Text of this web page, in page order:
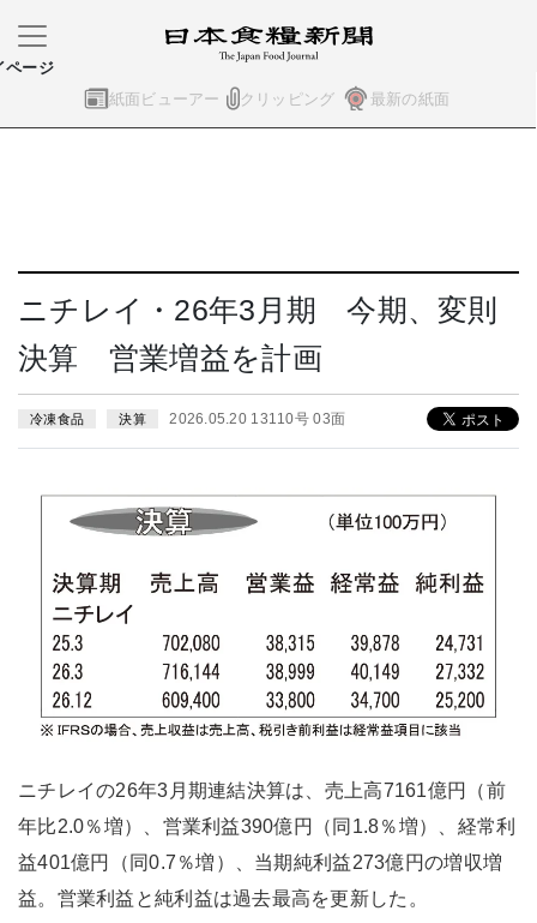
紙面ビューアー クリッピング 最新の紙面
ページ
ニチレイ・26年3月期 今期、変則
決算 営業増益を計画
冷凍食品 決算 2026.05.20 13110号 03面
ニチレイの26年3月期連結決算は、売上高7161億円（前
年比2.0％増）、営業利益390億円（同1.8％増）、経常利
益401億円（同0.7％増）、当期純利益273億円の増収増
益。営業利益と純利益は過去最高を更新した。